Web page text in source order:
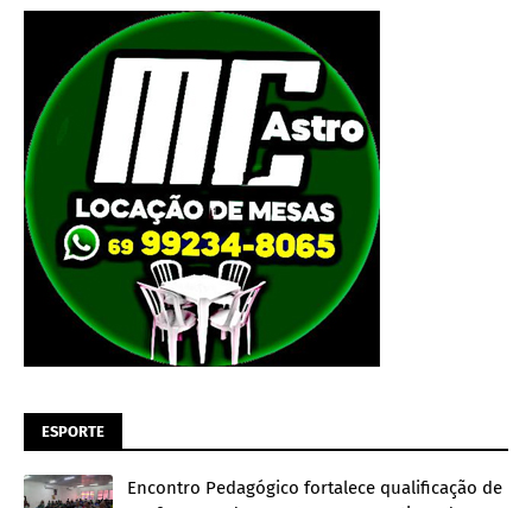
ESPORTE
Encontro Pedagógico fortalece qualificação de